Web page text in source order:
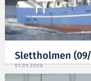
Slettholmen
01.09.2008